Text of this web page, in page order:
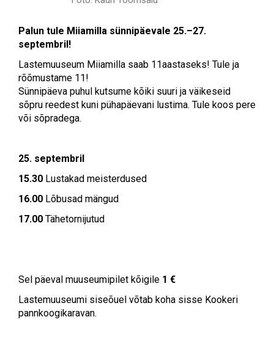
Palun tule Miiamilla sünnipäevale 25.–27.
septembril!
Lastemuuseum Miiamilla saab 11aastaseks! Tule ja
rõõmustame 11!
Sünnipäeva puhul kutsume kõiki suuri ja väikeseid
sõpru reedest kuni pühapäevani lustima. Tule koos pere
või sõpradega.
25. septembril
15.30 Lustakad meisterdused
16.00 Lõbusad mängud
17.00 Tähetornijutud
Sel päeval muuseumipilet kõigile 1 €
Lastemuuseumi siseõuel võtab koha sisse Kookeri
pannkoogikaravan.